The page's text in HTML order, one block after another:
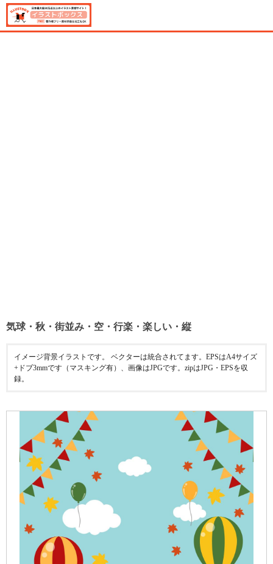
気球・秋・街並み・空・行楽・楽しい・縦
イメージ背景イラストです。 ベクターは統合されてます。EPSはA4サイズ
+ドブ3mmです（マスキング有）、画像はJPGです。zipはJPG・EPSを収
録。